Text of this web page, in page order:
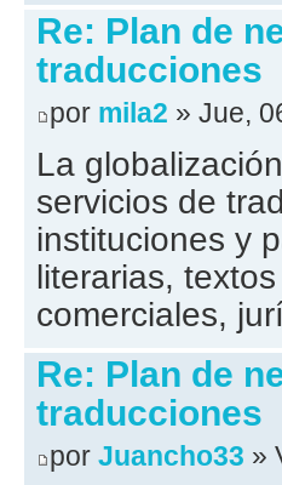
Re: Plan de
traducciones
por mila2 » Jue,
La
servicios de
instituciones y
literarias,
comerciales,
Re: Plan de
traducciones
por Juancho33 »